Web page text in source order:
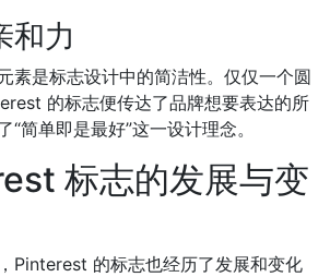
和力
素是标志设计中的简洁性。仅仅一个圆
的标志便传达了品牌想要表达的所
“简单即是最好”这一设计理念。
标志的发展与变
Pinterest 的标志也经历了发展和变化